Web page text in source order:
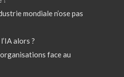
mondiale n’ose pas
alors ?
face au